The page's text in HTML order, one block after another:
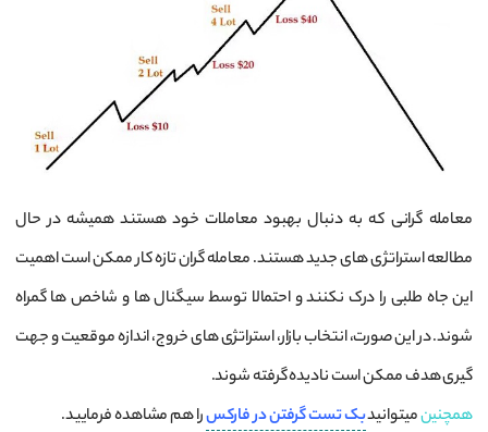
معامله گرانی که به دنبال بهبود معاملات خود هستند همیشه در حال
مطالعه استراتژی های جدید هستند. معامله گران تازه کار ممکن است اهمیت
این جاه طلبی را درک نکنند و احتمالا توسط سیگنال ها و شاخص ها گمراه
شوند. در این صورت، انتخاب بازار، استراتژی های خروج، اندازه موقعیت و جهت
گیری هدف ممکن است نادیده گرفته شوند.
همچنینمیتوانیدبک تست گرفتن در فارکسرا هم مشاهده فرمایید.